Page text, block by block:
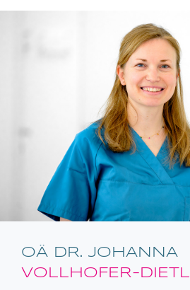
OÄ DR. JOHANNA
VOLLHOFER-DIETL